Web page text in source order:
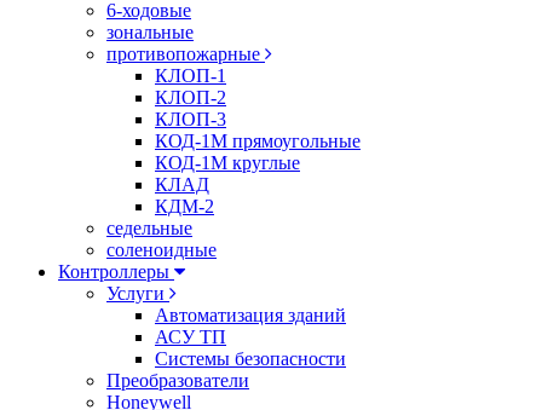
6-ходовые
зональные
противопожарные
КЛОП-1
КЛОП-2
КЛОП-3
КОД-1М прямоугольные
КОД-1М круглые
КЛАД
КДМ-2
седельные
соленоидные
Контроллеры
Услуги
Автоматизация зданий
АСУ ТП
Системы безопасности
Преобразователи
Honeywell